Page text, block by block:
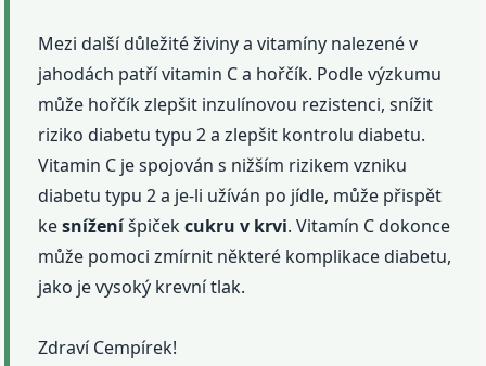
Mezi další důležité živiny a vitamíny nalezené v
jahodách patří vitamin C a hořčík. Podle výzkumu
může hořčík zlepšit inzulínovou rezistenci, snížit
riziko diabetu typu 2 a zlepšit kontrolu diabetu.
Vitamin C je spojován s nižším rizikem vzniku
diabetu typu 2 a je-li užíván po jídle, může přispět
kesníženíšpičekcukru v krvi. Vitamín C dokonce
může pomoci zmírnit některé komplikace diabetu,
jako je vysoký krevní tlak.
Zdraví Cempírek!